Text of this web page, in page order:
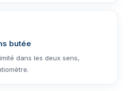
butée
dans les deux sens,